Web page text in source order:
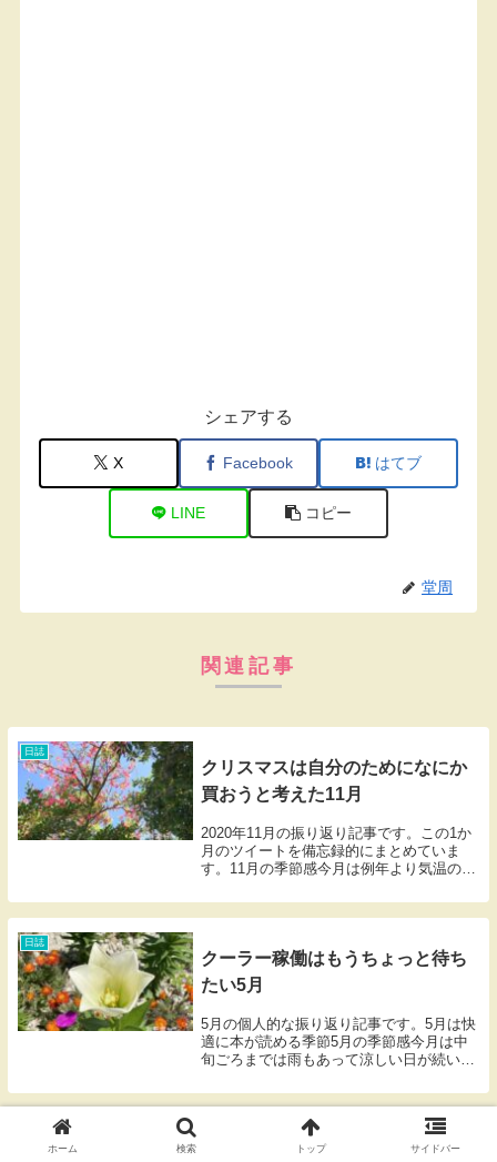
シェアする
X Facebook はてブ
LINE コピー
堂周
関連記事
日誌
クリスマスは自分のためになにか
買おうと考えた11月
2020年11月の振り返り記事です。この1か
月のツイートを備忘録的にまとめていま
す。11月の季節感今月は例年より気温の高
わりに近づいてようやく肌寒くなり始めて
いる。立冬、夏みたい。午後には冷房が要
日誌
クーラー稼働はもうちょっと待ち
たい5月
5月の個人的な振り返り記事です。5月は快
適に本が読める季節5月の季節感今月は中
旬ごろまでは雨もあって涼しい日が続い
まだ机の上に載っている。しかし月末に近
づいて急に気温が上がってきたので、そろ
台風に始まり台風に終わる8月
ホーム 検索 トップ サイドバー